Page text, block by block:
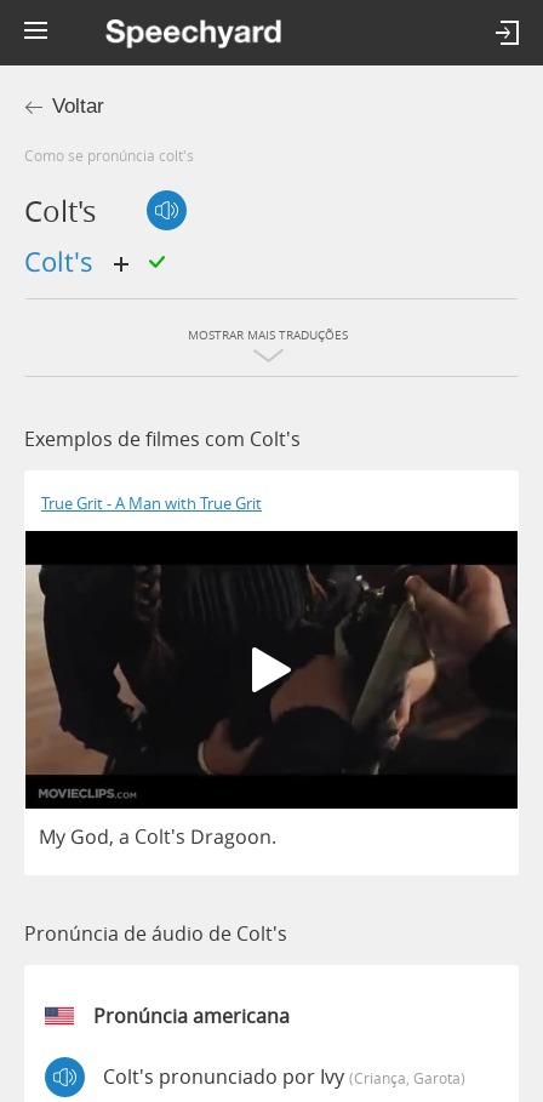
Voltar
Como se pronúncia colt's
Colt's
colt's
MOSTRAR MAIS TRADUÇÕES
Exemplos de filmes com Colt's
True Grit - A Man with True Grit
My God, a Colt's Dragoon.
Pronúncia de áudio de Colt's
Pronúncia americana
Colt's pronunciado por Ivy (criança, Garota)